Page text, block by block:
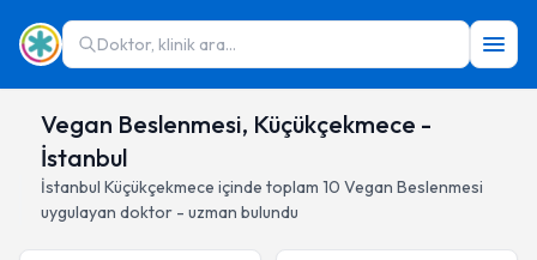
Doktor, klinik ara...
Vegan Beslenmesi, Küçükçekmece -
İstanbul
İstanbul Küçükçekmece içinde toplam 10 Vegan Beslenmesi
uygulayan doktor - uzman bulundu